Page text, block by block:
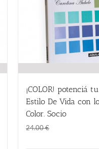
¡COLOR! potenciá
Estilo De Vida con
Color. Socio
24.00€